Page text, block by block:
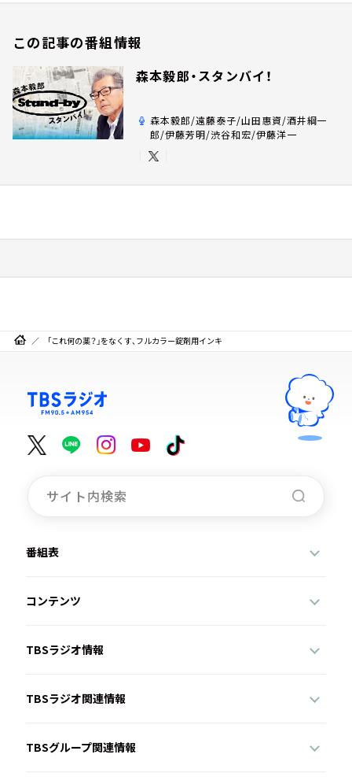
この記事の番組情報
森本毅郎・スタンバイ！
森本毅郎/遠藤泰子/山田惠資/酒井綱一
郎/伊藤芳明/渋谷和宏/伊藤洋一
「これ何の薬？」をなくす、フルカラー錠剤用インキ
番組表
コンテンツ
TBSラジオ情報
TBSラジオ関連情報
TBSグループ関連情報